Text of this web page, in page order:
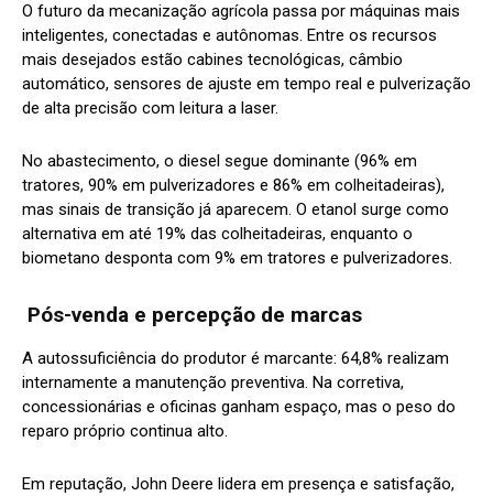
O futuro da mecanização agrícola passa por máquinas mais
inteligentes, conectadas e autônomas. Entre os recursos
mais desejados estão cabines tecnológicas, câmbio
automático, sensores de ajuste em tempo real e pulverização
de alta precisão com leitura a laser.
No abastecimento, o diesel segue dominante (96% em
tratores, 90% em pulverizadores e 86% em colheitadeiras),
mas sinais de transição já aparecem. O etanol surge como
alternativa em até 19% das colheitadeiras, enquanto o
biometano desponta com 9% em tratores e pulverizadores.
Pós-venda e percepção de marcas
A autossuficiência do produtor é marcante: 64,8% realizam
internamente a manutenção preventiva. Na corretiva,
concessionárias e oficinas ganham espaço, mas o peso do
reparo próprio continua alto.
Em reputação, John Deere lidera em presença e satisfação,